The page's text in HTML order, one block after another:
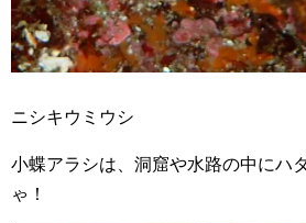
ニシキウミウシ
小蝶アラシは、洞窟や水路の中にハ
ゃ！